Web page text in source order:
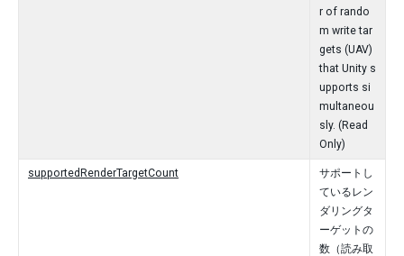
r of rando
m write tar
gets (UAV)
that Unity s
upports si
multaneou
sly. (Read
Only)
supportedRenderTargetCount
サポートし
ているレン
ダリングタ
ーゲットの
数（読み取